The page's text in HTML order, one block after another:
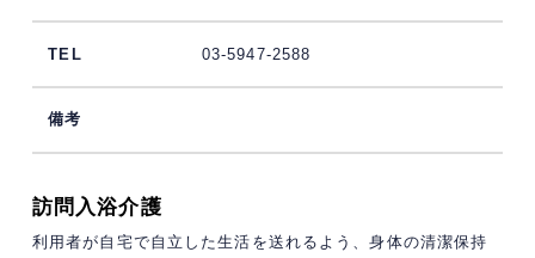
03-5947-2588
訪問入浴介護
利用者が自宅で自立した生活を送れるよう、身体の清潔保持